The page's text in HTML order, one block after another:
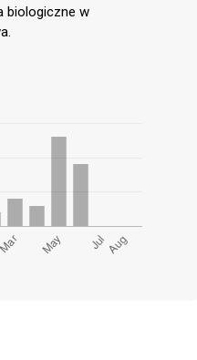
biologiczne w